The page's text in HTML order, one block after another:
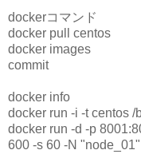
dockerコマンド
docker pull centos
docker images
commit
docker info
docker run -i -t centos /
docker run -d -p
600 -s 60 -N "node_01"